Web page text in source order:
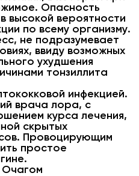
Опасность
высокой вероятности
по всему организму.
не подразумевает
ввиду возможных
ухудшения
тонзиллита
инфекцией.
врача лора, с
курса лечения,
скрытых
Провоцирующим
простое
Очагом